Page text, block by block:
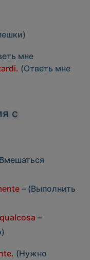
мне
(Ответь мне
с
– (Выполнить
–
(Нужно